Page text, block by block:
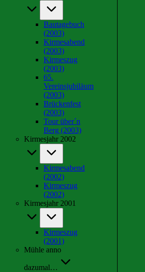
Bautagebuch
(2003)
Kirmesabend
(2003)
Kirmeszug
(2003)
65.
Vereinsjubiläum
(2003)
Brückenfest
(2003)
Tour über´n
Berg (2003)
Kirmesjahr 2002
Kirmesabend
(2002)
Kirmeszug
(2002)
Kirmesjahr 2001
Kirmeszug
(2001)
Mühle anno
dazumal…